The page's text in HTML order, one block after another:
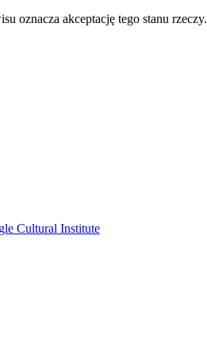
oznacza akceptację tego stanu rzeczy.
Cultural Institute